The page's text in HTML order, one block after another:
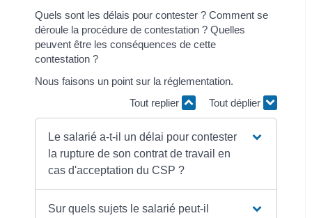
Quels sont les délais pour contester ? Comment se
déroule la procédure de contestation ? Quelles
peuvent être les conséquences de cette
contestation ?
Nous faisons un point sur la réglementation.
Tout replier
Tout déplier
Le salarié a-t-il un délai pour contester
la rupture de son contrat de travail en
cas d'acceptation du CSP ?
Sur quels sujets le salarié peut-il